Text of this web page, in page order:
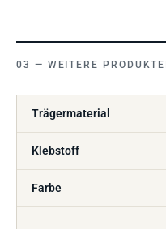
WEITERE
Trägermaterial
Klebstoff
Farbe